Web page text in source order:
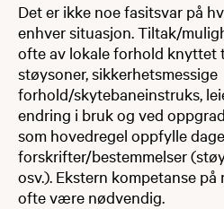
Det er ikke noe fasitsvar på
enhver situasjon. Tiltak/
ofte av lokale forhold knyttet
støysoner, sikkerhetsmessige
forhold/skytebaneinstruks,
endring i bruk og ved
som hovedregel oppfylle
forskrifter/bestemmelser
osv.). Ekstern kompetanse
ofte være nødvendig.